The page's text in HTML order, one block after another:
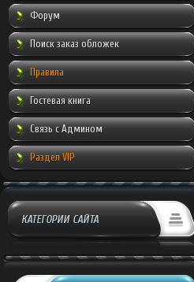
Форум
Поиск заказ обложек
Правила
Гостевая книга
Связь с Админом
Раздел VIP
КАТЕГОРИИ САЙТА